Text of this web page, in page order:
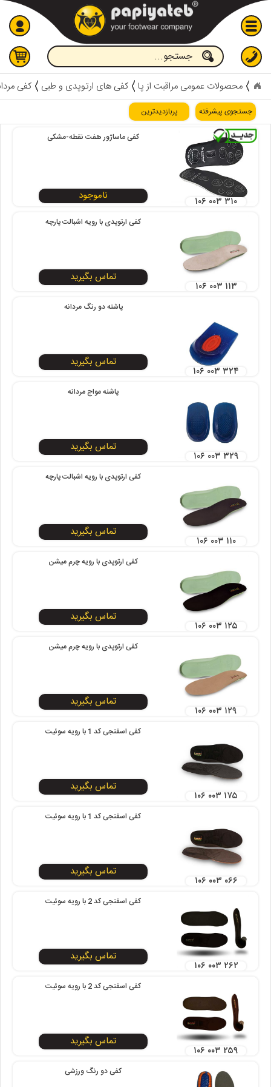
جستجو
محصولات عمومی مراقبت از پا کفی های ارتوپدی و طبی کفی
جستجوی پیشرفته پربازدیدترین
کفی ماساژور هفت نقطه-مشکی
۱۰۶ ۰۰۳ ۳۱۰
کفی ارتوپدی با رویه اشبالت پارچه
تماس بگیرید
۱۰۶ ۰۰۳ ۱۱۳
پاشنه دو رنگ مردانه
تماس بگیرید
۱۰۶ ۰۰۳ ۳۲۴
پاشنه مواج مردانه
تماس بگیرید
۱۰۶ ۰۰۳ ۳۲۹
کفی ارتوپدی با رویه اشبالت پارچه
تماس بگیرید
۱۰۶ ۰۰۳ ۱۱۰
کفی ارتوپدی با رویه چرم میشن
تماس بگیرید
۱۰۶ ۰۰۳ ۱۲۵
کفی ارتوپدی با رویه چرم میشن
تماس بگیرید
۱۰۶ ۰۰۳ ۱۲۹
کفی اسفنجی کد 1 با رویه سوئیت
تماس بگیرید
۱۰۶ ۰۰۳ ۱۷۵
کفی اسفنجی کد 1 با رویه سوئیت
تماس بگیرید
۱۰۶ ۰۰۳ ۰۶۶
کفی اسفنجی کد 2 با رویه سوئیت
تماس بگیرید
۱۰۶ ۰۰۳ ۲۶۲
کفی اسفنجی کد 2 با رویه سوئیت
تماس بگیرید
۱۰۶ ۰۰۳ ۲۵۹
کفی دو رنگ ورزشی